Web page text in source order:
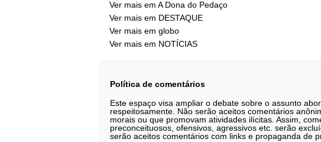
Ver mais em A Dona do Pedaço
Ver mais em DESTAQUE
Ver mais em globo
Ver mais em NOTÍCIAS
Política de comentários
Este espaço visa ampliar o debate sobre o assunto
respeitosamente. Não serão aceitos comentários
morais ou que promovam atividades ilícitas. Assim,
preconceituosos, ofensivos, agressivos etc. serão
serão aceitos comentários com links e propaganda de